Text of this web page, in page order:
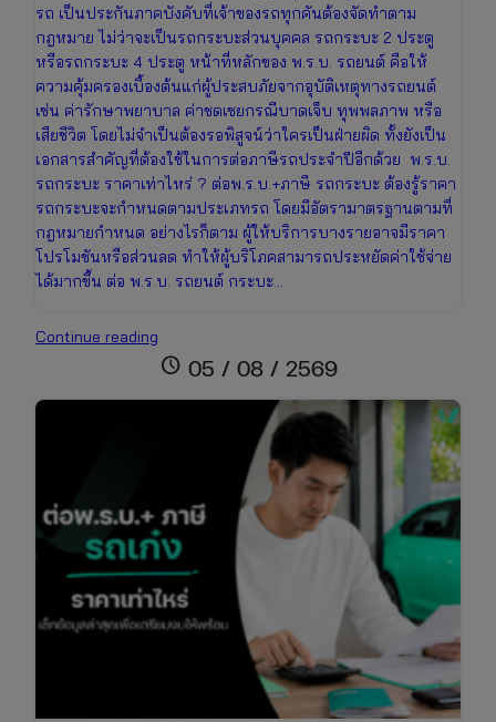
รถ เป็นประกันภาคบังคับที่เจ้าของรถทุกคันต้องจัดทำตาม
กฎหมาย ไม่ว่าจะเป็นรถกระบะส่วนบุคคล รถกระบะ 2 ประตู
หรือรถกระบะ 4 ประตู หน้าที่หลักของ พ.ร.บ. รถยนต์ คือให้
ความคุ้มครองเบื้องต้นแก่ผู้ประสบภัยจากอุบัติเหตุทางรถยนต์
เช่น ค่ารักษาพยาบาล ค่าชดเชยกรณีบาดเจ็บ ทุพพลภาพ หรือ
เสียชีวิต โดยไม่จำเป็นต้องรอพิสูจน์ว่าใครเป็นฝ่ายผิด ทั้งยังเป็น
เอกสารสำคัญที่ต้องใช้ในการต่อภาษีรถประจำปีอีกด้วย พ.ร.บ.
รถกระบะ ราคาเท่าไหร่ ? ต่อพ.ร.บ.+ภาษี รถกระบะ ต้องรู้ราคา
รถกระบะจะกำหนดตามประเภทรถ โดยมีอัตรามาตรฐานตามที่
กฎหมายกำหนด อย่างไรก็ตาม ผู้ให้บริการบางรายอาจมีราคา
โปรโมชันหรือส่วนลด ทำให้ผู้บริโภคสามารถประหยัดค่าใช้จ่าย
ได้มากขึ้น ต่อ พ.ร.บ. รถยนต์ กระบะ…
Continue reading
รถ
ออนไลน์
ได้
ทันที
schedule 05 / 08 / 2569